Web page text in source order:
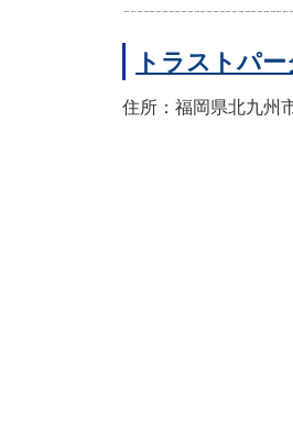
トラストパ
住所：福岡県北九州